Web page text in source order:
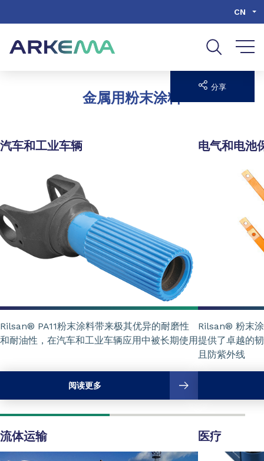
CN
金属用粉末涂料
分享
汽车和工业车辆
Rilsan® PA11粉末涂料带来极其优异的耐磨性
和耐油性，在汽车和工业车辆应用中被长期使用
阅读更多
电气和电池
Rilsan® 粉末
提供了卓越的
且防紫外线
流体运输 医疗